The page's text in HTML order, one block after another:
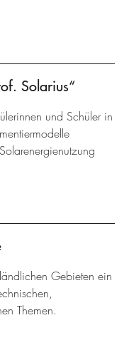
Solarius“
und Schüler in
Gebieten ein
Themen.